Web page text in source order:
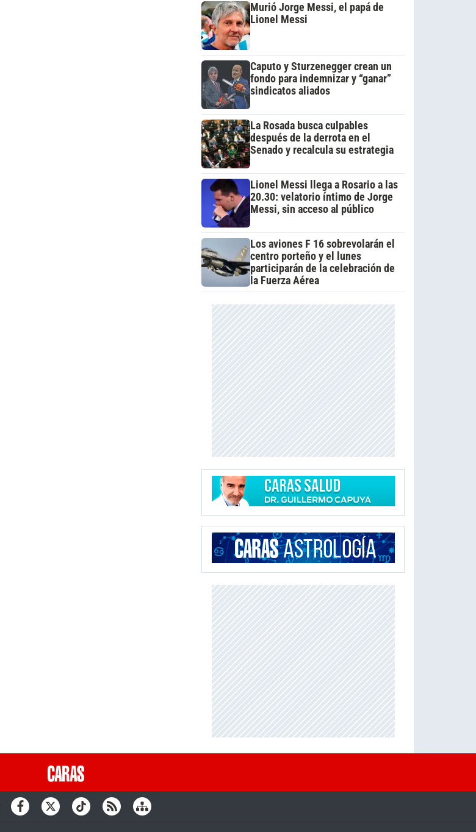
Murió Jorge Messi, el papá de
Lionel Messi
Caputo y Sturzenegger crean un
fondo para indemnizar y “ganar”
sindicatos aliados
La Rosada busca culpables
después de la derrota en el
Senado y recalcula su estrategia
Lionel Messi llega a Rosario a las
20.30: velatorio íntimo de Jorge
Messi, sin acceso al público
Los aviones F 16 sobrevolarán el
centro porteño y el lunes
participarán de la celebración de
la Fuerza Aérea